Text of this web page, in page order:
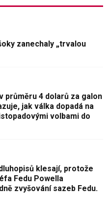
zanechaly „trvalou
průměru 4 dolarů za galon
jak válka dopadá na
volbami do
klesají, protože
Fedu Powella
zvyšování sazeb Fedu.